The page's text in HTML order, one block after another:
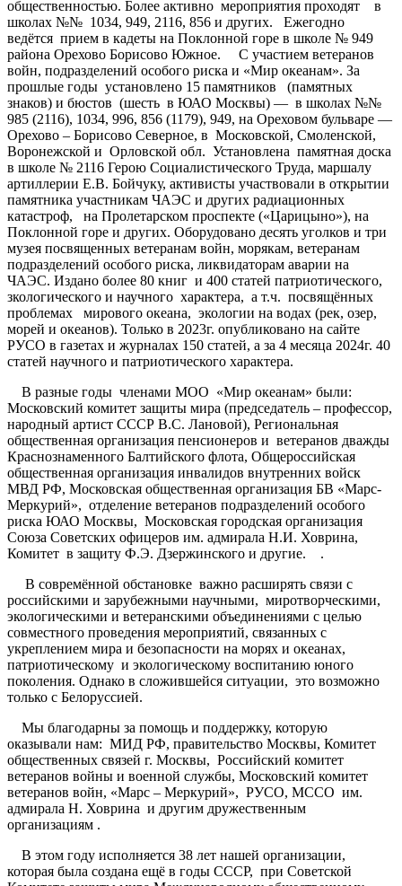
общественностью. Более активно мероприятия проходят в
школах №№ 1034, 949, 2116, 856 и других. Ежегодно
ведётся прием в кадеты на Поклонной горе в школе № 949
района Орехово Борисово Южное. С участием ветеранов
войн, подразделений особого риска и «Мир океанам». За
прошлые годы установлено 15 памятников (памятных
знаков) и бюстов (шесть в ЮАО Москвы) — в школах №№
985 (2116), 1034, 996, 856 (1179), 949, на Ореховом бульваре —
Орехово – Борисово Северное, в Московской, Смоленской,
Воронежской и Орловской обл. Установлена памятная доска
в школе № 2116 Герою Социалистического Труда, маршалу
артиллерии Е.В. Бойчуку, активисты участвовали в открытии
памятника участникам ЧАЭС и других радиационных
катастроф, на Пролетарском проспекте («Царицыно»), на
Поклонной горе и других. Оборудовано десять уголков и три
музея посвященных ветеранам войн, морякам, ветеранам
подразделений особого риска, ликвидаторам аварии на
ЧАЭС. Издано более 80 книг и 400 статей патриотического,
зкологического и научного характера, а т.ч. посвящённых
проблемах мирового океана, экологии на водах (рек, озер,
морей и океанов). Только в 2023г. опубликовано на сайте
РУСО в газетах и журналах 150 статей, а за 4 месяца 2024г. 40
статей научного и патриотического характера.
В разные годы членами МОО «Мир океанам» были:
Московский комитет защиты мира (председатель – профессор,
народный артист СССР В.С. Лановой), Региональная
общественная организация пенсионеров и ветеранов дважды
Краснознаменного Балтийского флота, Общероссийская
общественная организация инвалидов внутренних войск
МВД РФ, Московская общественная организация БВ «Марс-
Меркурий», отделение ветеранов подразделений особого
риска ЮАО Москвы, Московская городская организация
Союза Советских офицеров им. адмирала Н.И. Ховрина,
Комитет в защиту Ф.Э. Дзержинского и другие. .
В совремённой обстановке важно расширять связи с
российскими и зарубежными научными, миротворческими,
экологическими и ветеранскими объединениями с целью
совместного проведения мероприятий, связанных с
укреплением мира и безопасности на морях и океанах,
патриотическому и экологическому воспитанию юного
поколения. Однако в сложившейся ситуации, это возможно
только с Белоруссией.
Мы благодарны за помощь и поддержку, которую
оказывали нам: МИД РФ, правительство Москвы, Комитет
общественных связей г. Москвы, Российский комитет
ветеранов войны и военной службы, Московский комитет
ветеранов войн, «Марс – Меркурий», РУСО, МССО им.
адмирала Н. Ховрина и другим дружественным
организациям .
В этом году исполняется 38 лет нашей организации,
которая была создана ещё в годы СССР, при Советской